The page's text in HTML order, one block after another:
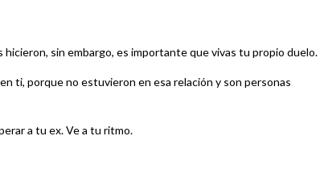
sin embargo, es importante que vivas tu propio duelo.
ti, porque no estuvieron en esa relación y son personas
a tu ex. Ve a tu ritmo.